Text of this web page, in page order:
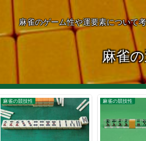
麻雀のゲーム性や運要素について
麻雀
麻雀の競技性 麻雀の競技性